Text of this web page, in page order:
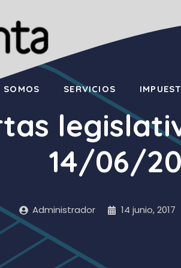
SOMOS SERVICIOS
14/06/
Administrador 14 junio, 2017